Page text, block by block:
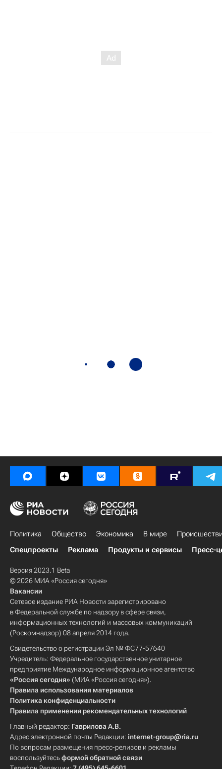
Политика Общество Экономика В мире
Спецпроекты
Реклама Продукты и сервисы Пресс-
Версия 2023.1 Beta
© 2026 МИА «Россия сегодня»
Вакансии
Сетевое издание РИА Новости зарегистрировано
в Федеральной службе по надзору в сфере связи,
информационных технологий и массовых коммуникаций
(Роскомнадзор) 08 апреля 2014 года.
Свидетельство о регистрации Эл № ФС77-57640
Учредитель: Федеральное государственное унитарное
предприятие Международное информационное агентство
«Россия сегодня» (МИА «Россия сегодня»).
Правила использования материалов
Политика конфиденциальности
Правила применения рекомендательных технологий
Главный редактор: Гаврилова А.В.
Адрес электронной почты Редакции: internet-group@ria.ru
По вопросам размещения пресс-релизов и рекламы
воспользуйтесьформой обратной связи